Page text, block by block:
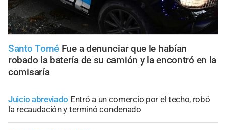
Santo Tomé Fue a denunciar que le habían
robado la batería de su camión y la encontró en la
comisaría
Juicio abreviado Entró a un comercio por el techo, robó
la recaudación y terminó condenado